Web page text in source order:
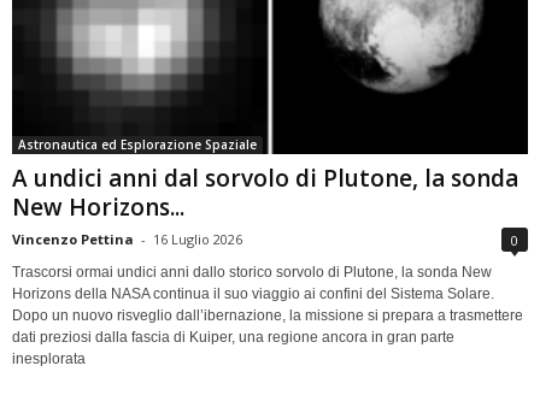
Astronautica ed Esplorazione Spaziale
A undici anni dal sorvolo di Plutone, la sonda
New Horizons...
Vincenzo Pettina - 16 Luglio 2026 0
Trascorsi ormai undici anni dallo storico sorvolo di Plutone, la sonda New
Horizons della NASA continua il suo viaggio ai confini del Sistema Solare.
Dopo un nuovo risveglio dall’ibernazione, la missione si prepara a trasmettere
dati preziosi dalla fascia di Kuiper, una regione ancora in gran parte
inesplorata